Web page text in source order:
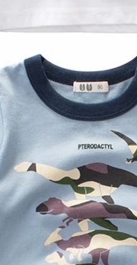
Nama
Nama
Khalishah
Fathullah
Kalisha